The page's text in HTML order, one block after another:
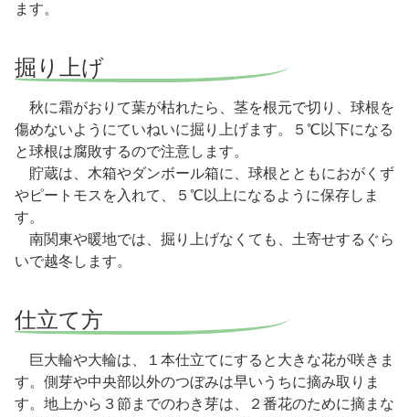
ます。
掘り上げ
秋に霜がおりて葉が枯れたら、茎を根元で切り、球根を
傷めないようにていねいに掘り上げます。５℃以下になる
と球根は腐敗するので注意します。
貯蔵は、木箱やダンボール箱に、球根とともにおがくず
やピートモスを入れて、５℃以上になるように保存しま
す。
南関東や暖地では、掘り上げなくても、土寄せするぐら
いで越冬します。
仕立て方
巨大輪や大輪は、１本仕立てにすると大きな花が咲きま
す。側芽や中央部以外のつぼみは早いうちに摘み取りま
す。地上から３節までのわき芽は、２番花のために摘まな